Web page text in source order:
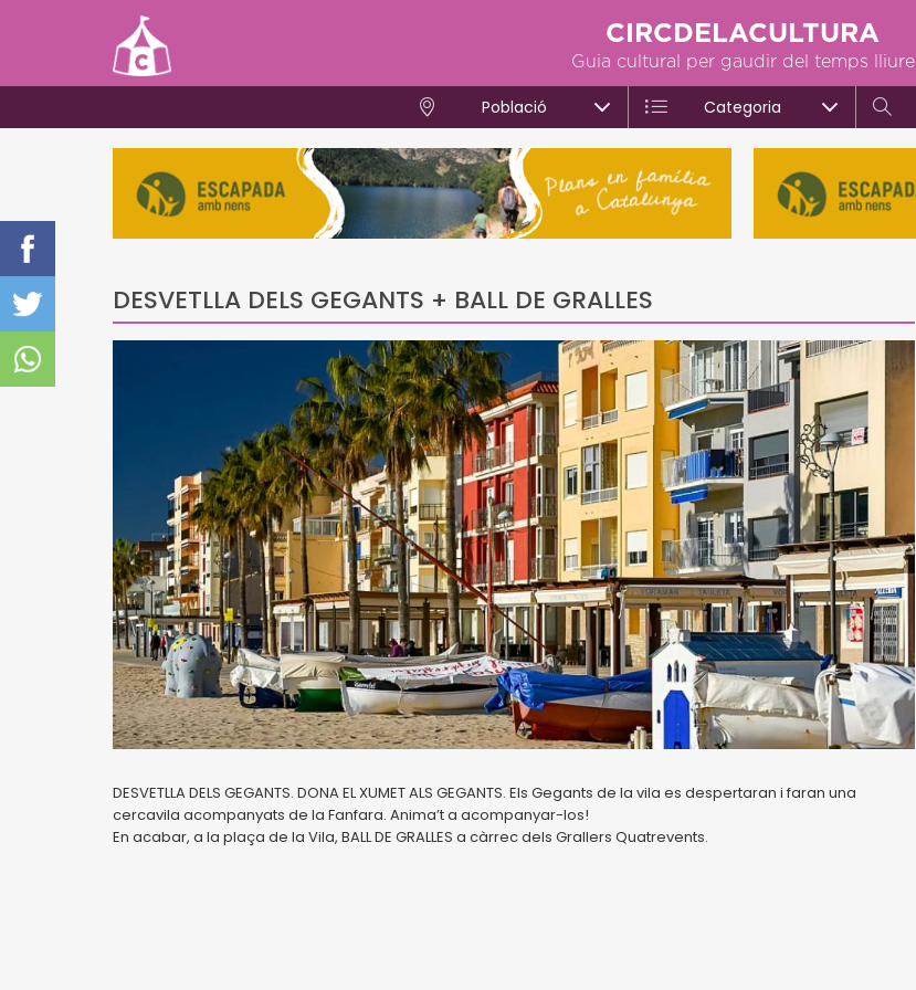
CIRCDELACULTURA
Guia cultural per gaudir del temps lliure
Població Categoria
DESVETLLA DELS GEGANTS + BALL DE GRALLES
DESVETLLA DELS GEGANTS. DONA EL XUMET ALS GEGANTS. Els Gegants de la vila es despertaran i faran una
cercavila acompanyats de la Fanfara. Anima’t a acompanyar-los!
En acabar, a la plaça de la Vila, BALL DE GRALLES a càrrec dels Grallers Quatrevents.